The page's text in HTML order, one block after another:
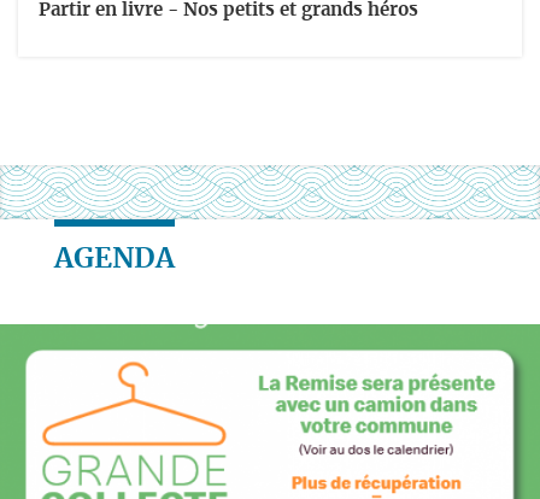
Partir en livre - Nos petits et grands héros
AGENDA